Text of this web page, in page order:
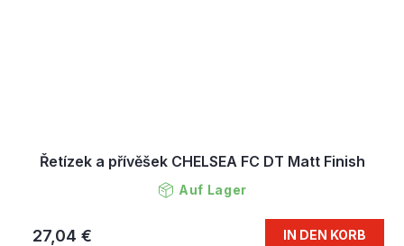
Řetízek a přívěšek CHELSEA FC DT Matt Finish
Auf Lager
27,04 € IN DEN KORB